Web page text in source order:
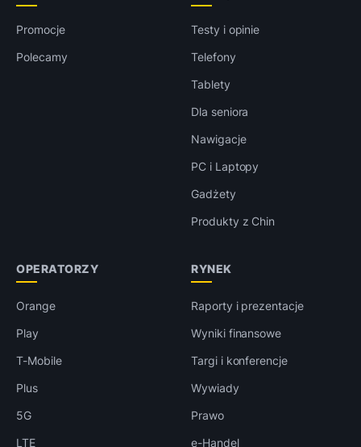
Promocje
Polecamy
Testy i opinie
Telefony
Tablety
Dla seniora
Nawigacje
PC i Laptopy
Gadżety
Produkty z Chin
OPERATORZY
Orange
Play
T-Mobile
Plus
5G
LTE
RYNEK
Raporty i prezentacje
Wyniki finansowe
Targi i konferencje
Wywiady
Prawo
e-Handel